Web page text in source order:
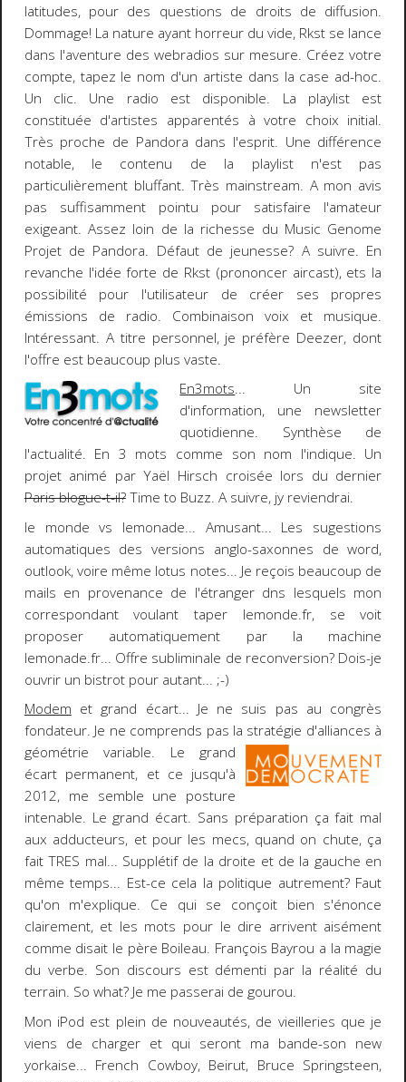
latitudes, pour des questions de droits de diffusion.
Dommage! La nature ayant horreur du vide, Rkst se lance
dans l'aventure des webradios sur mesure. Créez votre
compte, tapez le nom d'un artiste dans la case ad-hoc.
Un clic. Une radio est disponible. La playlist est
constituée d'artistes apparentés à votre choix initial.
Très proche de Pandora dans l'esprit. Une différence
notable, le contenu de la playlist n'est pas
particulièrement bluffant. Très mainstream. A mon avis
pas suffisamment pointu pour satisfaire l'amateur
exigeant. Assez loin de la richesse du Music Genome
Projetde Pandora. Défaut de jeunesse? A suivre. En
revanche l'idée forte de Rkst (prononcer aircast), ets la
possibilité pour l'utilisateur de créer ses propres
émissions de radio. Combinaison voix et musique.
Intéressant. A titre personnel, je préfère Deezer, dont
l'offre est beaucoup plus vaste.
En3mots... Un site
d'information, une newsletter
quotidienne. Synthèse de
l'actualité. En 3 mots comme son nom l'indique. Un
projet animé parYaël Hirsch croisée lors du dernier
Paris blogue-t-il?Time to Buzz. A suivre, jy reviendrai.
le monde vs lemonade... Amusant... Les sugestions
automatiques des versions anglo-saxonnes de word,
outlook, voire même lotus notes... Je reçois beaucoup de
mails en provenance de l'étranger dns lesquels mon
correspondant voulant taper lemonde.fr, se voit
proposer automatiquement par la machine
lemonade.fr... Offre subliminale de reconversion? Dois-je
ouvrir un bistrot pour autant... ;-)
Modem et grand écart... Je ne suis pas au congrès
fondateur. Je ne comprends pas la stratégie d'alliances à
géométrie variable. Le grand
écart permanent, et ce jusqu'à
2012, me semble une posture
intenable. Le grand écart. Sans préparation ça fait mal
aux adducteurs, et pour les mecs, quand on chute, ça
fait TRES mal... Supplétif de la droite et de la gauche en
même temps... Est-ce cela la politique autrement? Faut
qu'on m'explique. Ce qui se conçoit bien s'énonce
clairement, et les mots pour le dire arrivent aisément
comme disait le père Boileau. François Bayrou a la magie
du verbe. Son discours est démenti par la réalité du
terrain. So what? Je me passerai de gourou.
Mon iPod est plein de nouveautés, de vieilleries que je
viens de charger et qui seront ma bande-son new
yorkaise... French Cowboy, Beirut, Bruce Springsteen,